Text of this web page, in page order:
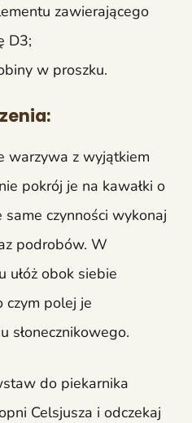
zawierającego
D3;
w proszku.
warzywa z wyjątkiem
pokrój je na kawałki o
czynności wykonaj
podrobów. W
ułóż obok siebie
czym polej je
słonecznikowego.
do piekarnika
Celsjusza i odczekaj